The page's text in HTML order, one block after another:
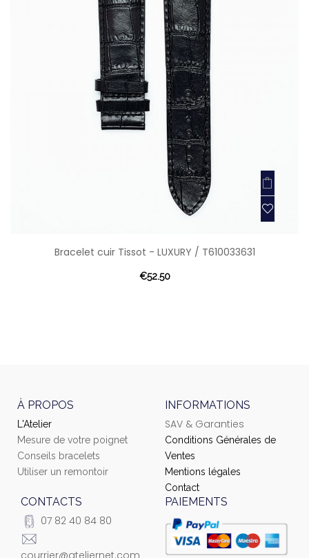
Bracelet cuir Tissot - LUXURY / T610033631
€52.50
À PROPOS
L'Atelier
Mesure de votre poignet
Conseils bracelets
Utiliser un remontoir
INFORMATIONS
SAV & Garanties
Conditions Générales de
Ventes
Mentions légales
Contact
CONTACTS
07 82 40 84 80
courrier@ateliernet.com
PAIEMENTS